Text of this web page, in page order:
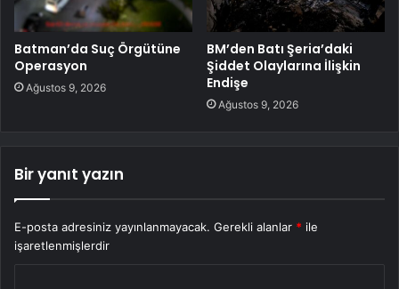
Batman’da Suç Örgütüne
Operasyon
Ağustos 9, 2026
BM’den Batı Şeria’daki
Şiddet Olaylarına İlişkin
Endişe
Ağustos 9, 2026
Bir yanıt yazın
E-posta adresiniz yayınlanmayacak. Gerekli alanlar * ile
işaretlenmişlerdir